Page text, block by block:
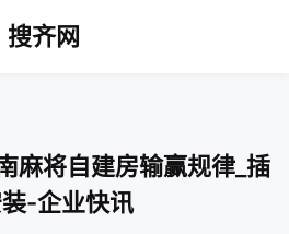
搜齐网
麻将自建房输赢规律_插
-企业快讯